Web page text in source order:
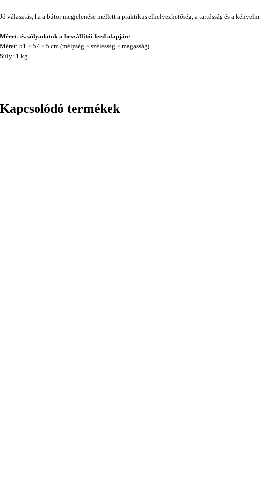
Jó választás, ha a bútor megjelenése mellett a praktikus elhelyezhetőség, a tartósság és a
Méret- és súlyadatok a beszállítói feed alapján:
Méret: 51 × 57 × 5 cm (mélység × szélesség × magasság)
Súly: 1 kg
Kapcsolódó termékek